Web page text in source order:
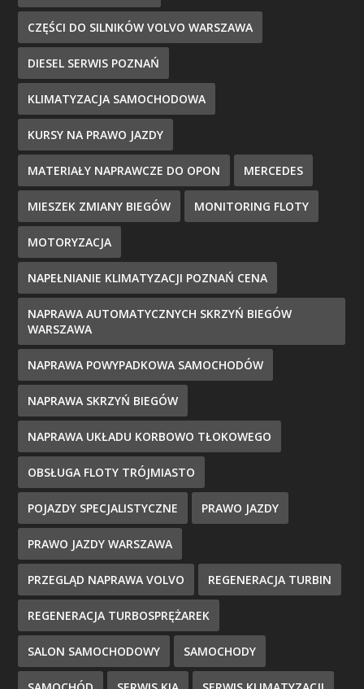
CZĘŚCI DO SILNIKÓW VOLVO WARSZAWA
DIESEL SERWIS POZNAŃ
KLIMATYZACJA SAMOCHODOWA
KURSY NA PRAWO JAZDY
MATERIAŁY NAPRAWCZE DO OPON MERCEDES
MIESZEK ZMIANY BIEGÓW MONITORING FLOTY
MOTORYZACJA
NAPEŁNIANIE KLIMATYZACJI POZNAŃ CENA
NAPRAWA AUTOMATYCZNYCH SKRZYŃ BIEGÓW
WARSZAWA
NAPRAWA POWYPADKOWA SAMOCHODÓW
NAPRAWA SKRZYŃ BIEGÓW
NAPRAWA UKŁADU KORBOWO TŁOKOWEGO
OBSŁUGA FLOTY TRÓJMIASTO
POJAZDY SPECJALISTYCZNE PRAWO JAZDY
PRAWO JAZDY WARSZAWA
PRZEGLĄD NAPRAWA VOLVO REGENERACJA TURBIN
REGENERACJA TURBOSPRĘŻAREK
SALON SAMOCHODOWY SAMOCHODY